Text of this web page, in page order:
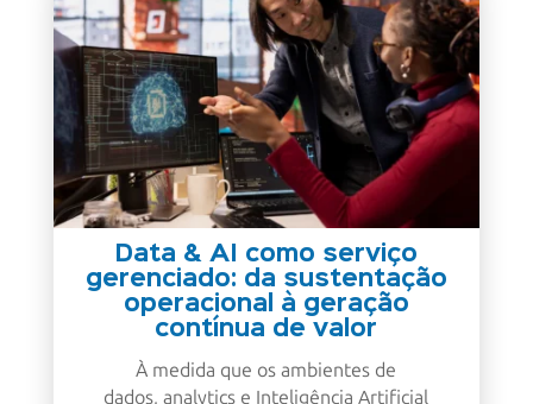
Data & AI como serviço
gerenciado: da sustentação
operacional à geração
contínua de valor
À medida que os ambientes de
dados, analytics e Inteligência Artificial